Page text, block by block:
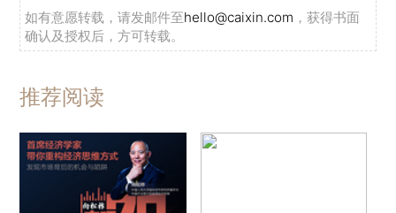
如有意愿转载，请发邮件至hello@caixin.com ，获得书面
确认及授权后，方可转载。
推荐阅读